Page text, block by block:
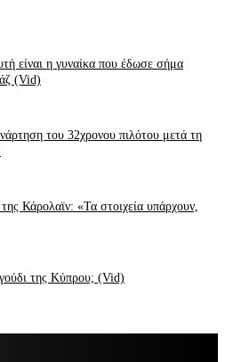
είναι η γυναίκα που έδωσε σήμα
(Vid)
του 32χρονου πιλότου μετά τη
Κάρολαϊν: «Τα στοιχεία υπάρχουν,
της Κύπρου; (Vid)